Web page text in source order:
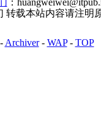
转载本站内容请注明
Archiver- WAP- TOP